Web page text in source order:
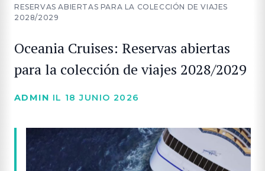
RESERVAS ABIERTAS PARA LA COLECCIÓN DE VIAJES
2028/2029
Oceania Cruises: Reservas abiertas
para la colección de viajes 2028/2029
ADMIN IL 18 JUNIO 2026